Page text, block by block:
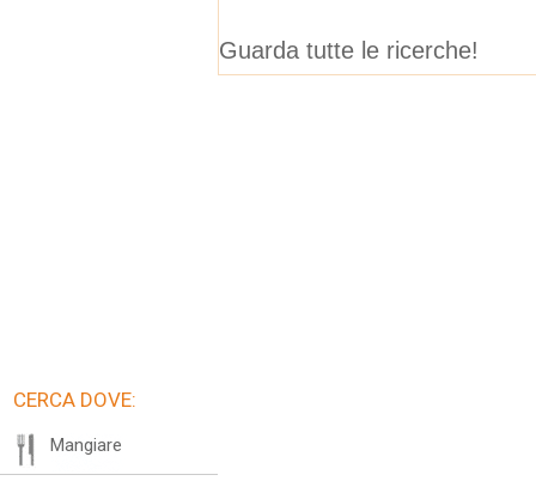
Guarda tutte le ricerche!
CERCA DOVE:
Mangiare